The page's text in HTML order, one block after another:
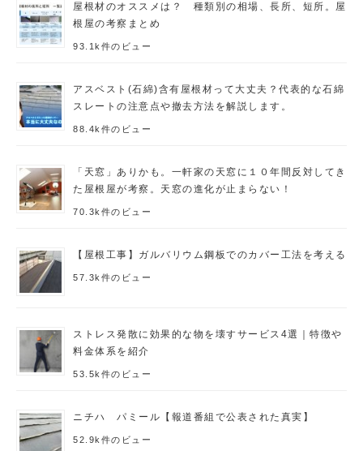
屋根材のオススメは？ 種類別の相場、長所、短所。屋
根屋の考察まとめ
93.1k件のビュー
アスベスト(石綿)含有屋根材って大丈夫？代表的な石綿
スレートの注意点や撤去方法を解説します。
88.4k件のビュー
「天窓」ありかも。一軒家の天窓に１０年間反対してき
た屋根屋が考察。天窓の進化が止まらない！
70.3k件のビュー
【屋根工事】ガルバリウム鋼板でのカバー工法を考える
57.3k件のビュー
ストレス発散に効果的な物を壊すサービス4選｜特徴や
料金体系を紹介
53.5k件のビュー
ニチハ パミール【報道番組で公表された真実】
52.9k件のビュー